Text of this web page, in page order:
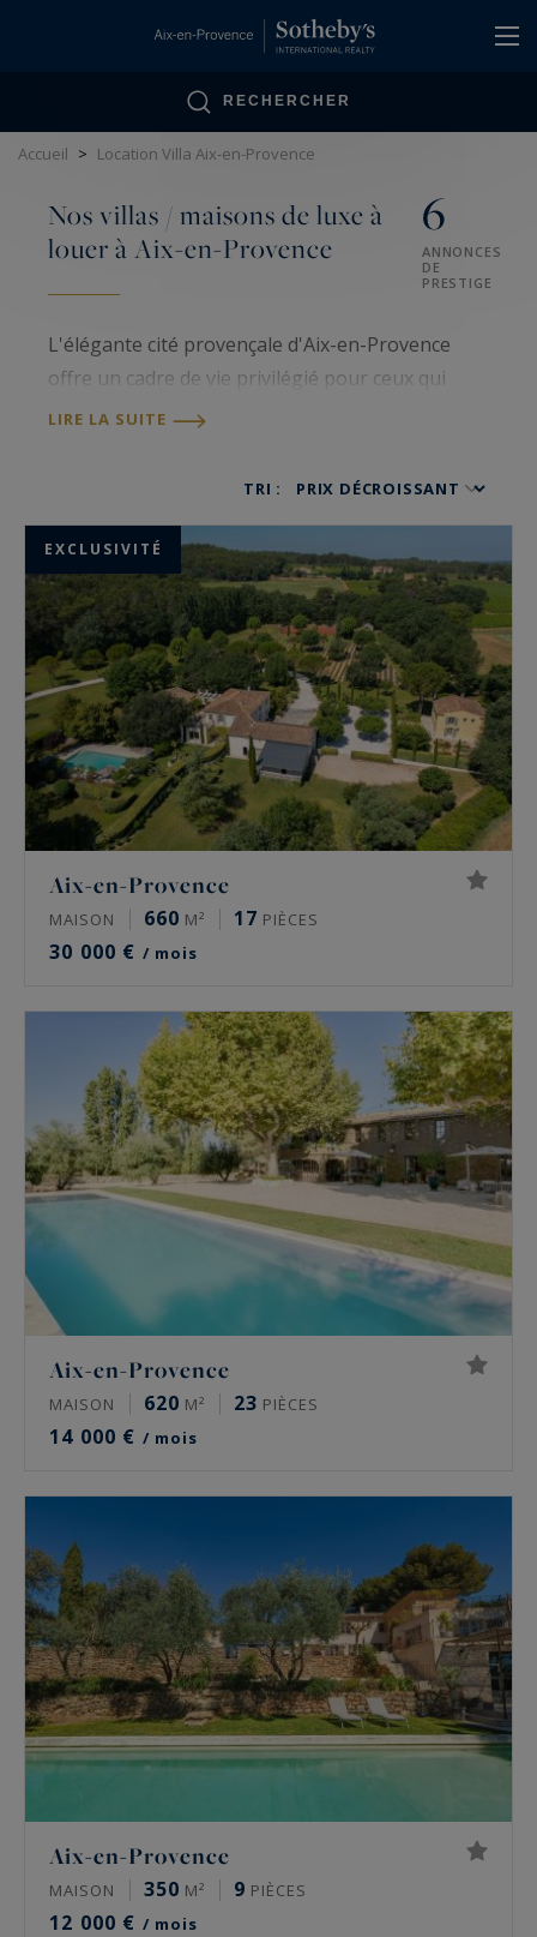
RECHERCHER
Accueil > Location Villa Aix-en-Provence
Nos villas / maisons de luxe à
louer à Aix-en-Provence
6
ANNONCES
DE
PRESTIGE
L'élégante cité provençale d'Aix-en-Provence
offre un cadre de vie privilégié pour ceux qui
recherchent une villa à louer. Entre paysages
chaque quartier présente ses propres
LIRE LA SUITE
TRI :
EXCLUSIVITÉ
Aix-en-Provence
MAISON 660 M² 17 PIÈCES
30 000 € / mois
Aix-en-Provence
MAISON 620 M² 23 PIÈCES
14 000 € / mois
Aix-en-Provence
MAISON 350 M² 9 PIÈCES
12 000 € / mois